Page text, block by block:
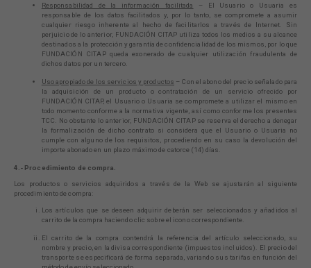
Responsabilidad de la información facilitada
– El Usuario o Usuaria es
responsable de los datos facilitados y, por lo tanto, se compromete a asumir
cualquier riesgo inherente al hecho de facilitarlos a través de Internet. Sin
perjuicio de lo anterior, FUNDACIÓN CITAP utiliza todos los medios a su alcance
destinados a la protección y garantía de confidencialidad de los mismos, por lo que
FUNDACIÓN CITAP queda exonerado de cualquier utilización fraudulenta de
dichos datos por un tercero.
Uso apropiado de los servicios y productos – Con el abono del precio señalado para
la adquisición de un producto o contratación de un servicio ofrecido por
FUNDACIÓN CITAP, el Usuario o Usuaria se compromete a utilizar el mismo en
todo momento conforme a la normativa vigente, así como conforme los presentes
TCC. No obstante lo anterior, FUNDACIÓN CITAP se reserva el derecho a denegar
la formalización de dicho contrato si considera que el Usuario o Usuaria no
cumple con alguno de los requisitos, procediendo en su caso la devolución del
importe abonado en un plazo máximo de catorce (14) días.
4.- Procedimiento de compra.
Los productos o servicios adquiridos a través de la Web se ajustarán al siguiente
procedimiento de compra:
Los artículos que se deseen adquirir deberán ser seleccionados y añadidos al
carrito de la compra haciendo clic sobre el icono correspondiente.
El carrito de la compra contendrá la referencia del artículo seleccionado, su
nombre y precio, en la divisa correspondiente (impuestos incluidos). El precio del
transporte se especificará de forma separada, variando sus tarifas en función del